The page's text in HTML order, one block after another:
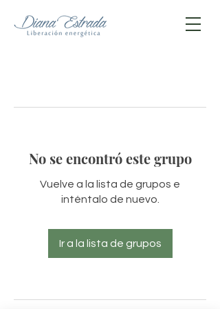
No se encontró este grupo
Vuelve a la lista de grupos e
inténtalo de nuevo.
Ir a la lista de grupos